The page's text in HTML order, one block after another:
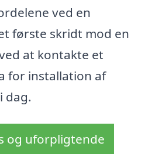
ved en
første skridt mod en
at kontakte et
for installation af
dag.
og uforpligtende